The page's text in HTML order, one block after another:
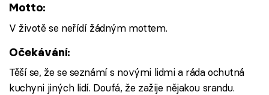
Motto:
V životě se neřídí žádným mottem.
Očekávání:
Těší se, že se seznámí s novými lidmi a ráda ochutná
kuchyni jiných lidí. Doufá, že zažije nějakou srandu.